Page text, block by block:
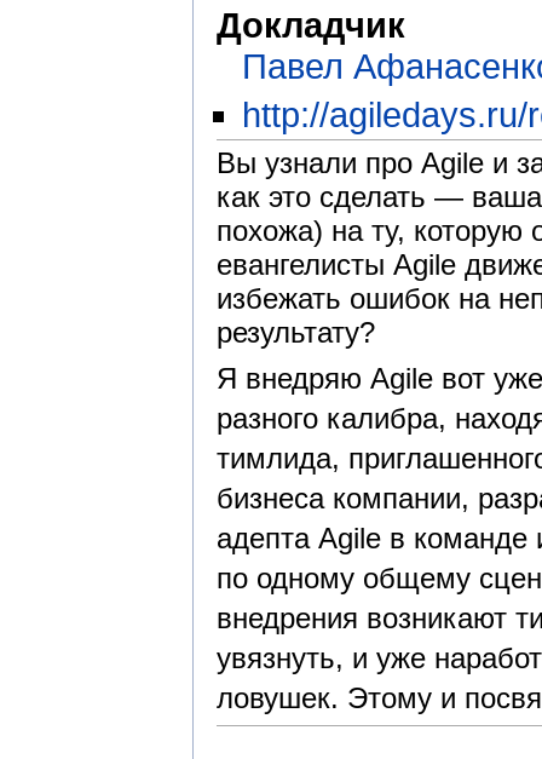
Докладчик
Павел
http://
Вы узнали про Agile и
как это сделать —
похожа) на ту, которую
евангелисты Agile
избежать ошибок на
результату?
Я внедряю Agile вот
разного калибра,
тимлида,
бизнеса компании,
адепта Agile в команде
по одному общему
внедрения возникают
увязнуть, и уже
ловушек. Этому и